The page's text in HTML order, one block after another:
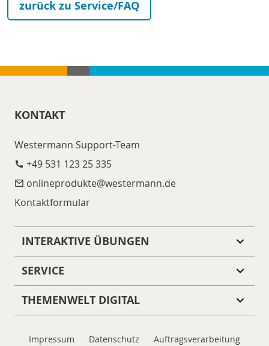
zurück zu Service/FAQ
KONTAKT
Westermann Support-Team
+49 531 123 25 335
onlineprodukte@​westermann.de
Kontaktformular
INTERAKTIVE ÜBUNGEN
SERVICE
THEMENWELT DIGITAL
Impressum Datenschutz Auftragsverarbeitung